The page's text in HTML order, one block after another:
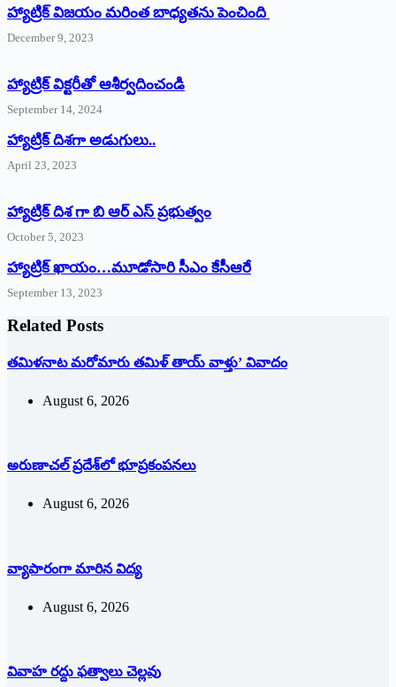
హ్యాట్రిక్ విజయం మరింత బాధ్యతను పెంచింది
December 9, 2023
హ్యాట్రిక్‌ ‌విక్టరీతో ఆశీర్వదించండి
September 14, 2024
‌హ్యాట్రిక్‌ ‌దిశగా అడుగులు..
April 23, 2023
హ్యాట్రిక్ దిశ గా బి ఆర్ ఎస్ ప్రభుత్వం
October 5, 2023
హ్యాట్రిక్‌ ‌ఖాయం…మూడోసారి సీఎం కేసీఆరే
September 13, 2023
Related Posts
తమిళనాట మరోమారు తమిళ్‌ ‌తాయ్‌ ‌వాళ్తు’ వివాదం
August 6, 2026
అరుణాచల్‌ ‌ప్రదేశ్‌లో భూప్రకంపనలు
August 6, 2026
వ్యాపారంగా మారిన విద్య‌
August 6, 2026
వివాహ రద్దు ఫత్వాలు చెల్లవు